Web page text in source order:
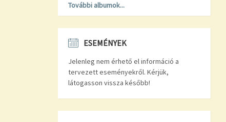
További albumok...
ESEMÉNYEK
Jelenleg nem érhető el információ a
tervezett eseményekről. Kérjük,
látogasson vissza később!